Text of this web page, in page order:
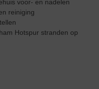
voor- en nadelen
reiniging
Hotspur stranden op